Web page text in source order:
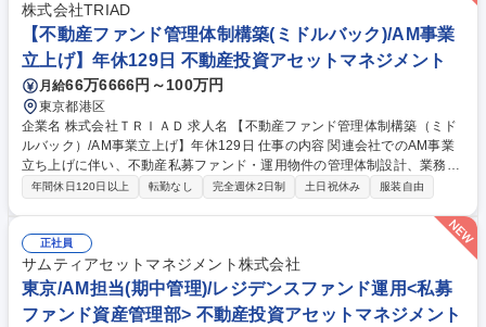
ド、インフラファンド、不動産ファンド等を対象に、投資方針の企画立
案、マネジャーセレクション、投資デューデリジェンス、決裁書作成、投
資後のモニタリング等、幅広い業務を担当していただきます。 募集職種
オルタナティブ投資（プライベートデットファンド・リアルアセットファ
ンド）
株式会社TRIAD
【不動産ファンド管理体制構築(ミドルバック)/AM事業
立上げ】年休129日 不動産投資アセットマネジメント
月給66万6666円～100万円
東京都港区
企業名 株式会社ＴＲＩＡＤ 求人名 【不動産ファンド管理体制構築（ミド
ルバック）/AM事業立上げ】年休129日 仕事の内容 関連会社でのAM事業
立ち上げに伴い、不動産私募ファンド・運用物件の管理体制設計、業務フ
ロー策定、マニュアル作成、ファンド管理システム選定など、ミドルバッ
務フロー/マニュアル/各種様式の起案、SPC/事務管理の委託先選定・交
渉、管理システム選定（パッケージ導入/AI活用）、許認可（投資運用業/
不特法等）対応。【1号ファンド立上げ】レポーティング設計、資金フロ
ー構築。【定常運用】PMレポート確認、資金・予算実績管理、SPC決
算・監査・税務申告対応、関係各所（信託銀行・会計事務所等）調整、ロ
ーンコベナンツ管理、スキーム関係者対応、AI効率化 募集職種 【不動産
年間休日120日以上 転勤なし 完全週休2日制 土日祝休み 服装自由
正社員
サムティアセットマネジメント株式会社
東京/AM担当(期中管理)/レジデンスファンド運用<私募
ファンド資産管理部> 不動産投資アセットマネジメント